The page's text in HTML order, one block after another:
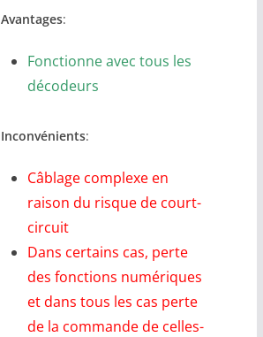
Avantages:
Fonctionne avec tous les
décodeurs
Inconvénients:
Câblage complexe en
raison du risque de court-
circuit
Dans certains cas, perte
des fonctions numériques
et dans tous les cas perte
de la commande de celles-